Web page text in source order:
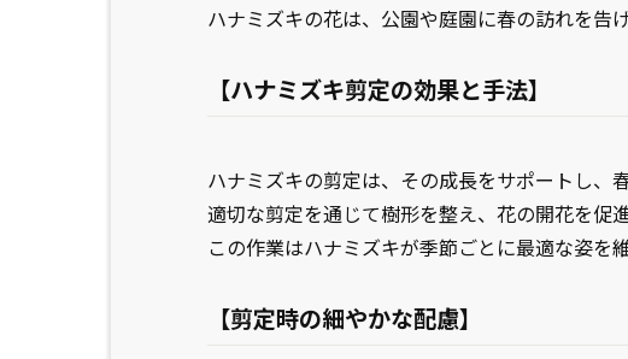
ハナミズキの花は、公園や庭園に春の訪れを告
【ハナミズキ剪定の効果と手法】
ハナミズキの剪定は、その成長をサポートし、
適切な剪定を通じて樹形を整え、花の開花を促
この作業はハナミズキが季節ごとに最適な姿を
【剪定時の細やかな配慮】